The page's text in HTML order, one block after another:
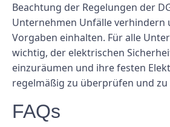
Beachtung der Regelungen der
Unternehmen Unfälle verhindern
Vorgaben einhalten. Für alle
wichtig, der elektrischen
einzuräumen und ihre festen
regelmäßig zu überprüfen und
FAQs